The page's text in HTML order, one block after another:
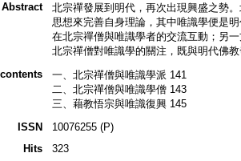
Abstract
北宗禪發展到明代，再次出現興盛之勢
思想來完善自身理論，其中唯識學便是
在北宗禪僧與唯識學者的交流互動；另
北宗禪僧對唯識學的關注，既與明代佛
一、北宗禪僧與唯識學派 141
二、北宗禪僧與唯識學僧 143
三、藉教悟宗與唯識復興 145
ISSN
10076255 (P)
Hits
323